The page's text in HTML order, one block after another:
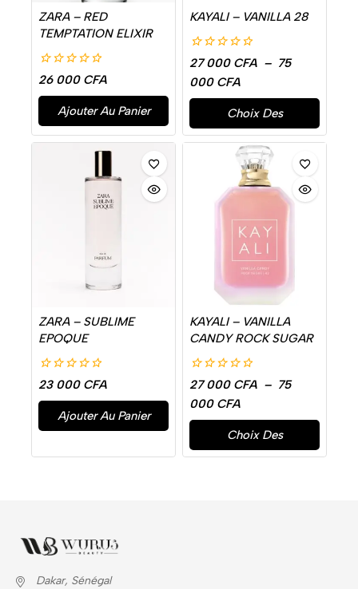
ZARA – RED
TEMPTATION ELIXIR
0
de
5
26 000 CFA
Ajouter Au Panier
KAYALI – VANILLA 28
0
de
5
27 000 CFA – 75
000 CFA
Choix Des
Options
ZARA – SUBLIME
EPOQUE
0
de
5
23 000 CFA
Ajouter Au Panier
KAYALI – VANILLA
CANDY ROCK SUGAR
0
de
5
27 000 CFA – 75
000 CFA
Choix Des
Options
Dakar, Sénégal